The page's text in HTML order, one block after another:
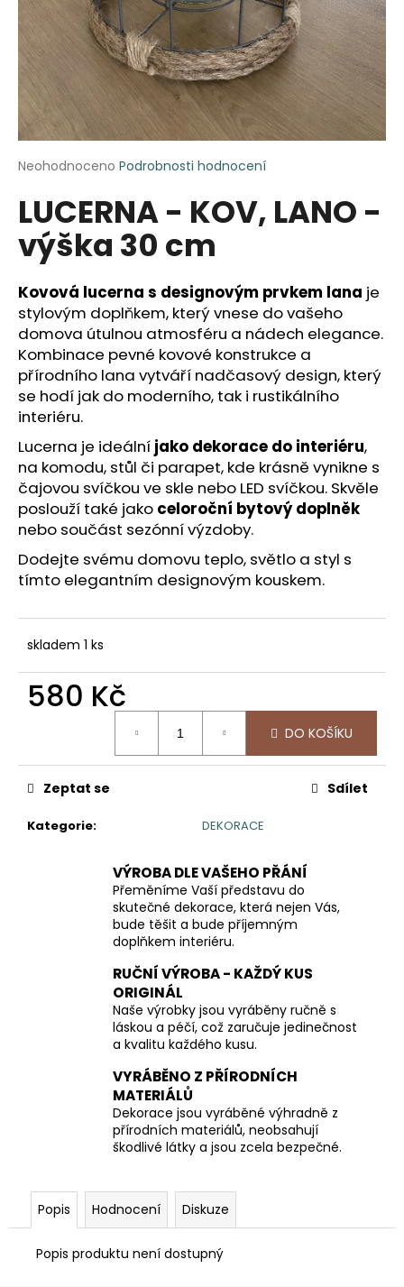
Průměrné
produktu
je
z
hvězdiček.
Neohodnoceno Podrobnosti hodnocení
LUCERNA - KOV, LANO -
výška 30 cm
Kovová lucerna s designovým prvkem lana je
stylovým doplňkem, který vnese do vašeho
domova útulnou atmosféru a nádech elegance.
Kombinace pevné kovové konstrukce a
přírodního lana vytváří nadčasový design, který
se hodí jak do moderního, tak i rustikálního
interiéru.
Lucerna je ideální jako dekorace do interiéru,
na komodu, stůl či parapet, kde krásně vynikne s
čajovou svíčkou ve skle nebo LED svíčkou. Skvěle
poslouží také jako celoroční bytový doplněk
nebo součást sezónní výzdoby.
Dodejte svému domovu teplo, světlo a styl s
tímto elegantním designovým kouskem.
skladem 1 ks
580 Kč
DO KOŠÍKU
Kategorie: DEKORACE
Zeptat se Sdílet
VÝROBA DLE VAŠEHO PŘÁNÍ
Přeměníme Vaší představu do
skutečné dekorace, která nejen Vás,
bude těšit a bude příjemným
doplňkem interiéru.
RUČNÍ VÝROBA - KAŽDÝ KUS
ORIGINÁL
Naše výrobky jsou vyráběny ručně s
láskou a péčí, což zaručuje jedinečnost
a kvalitu každého kusu.
VYRÁBĚNO Z PŘÍRODNÍCH
MATERIÁLŮ
Dekorace jsou vyráběné výhradně z
přírodních materiálů, neobsahují
škodlivé látky a jsou zcela bezpečné.
Popis Hodnocení Diskuze
Popis produktu není dostupný
a
j
í
t
?
HLEDAT
D
o
p
o
r
u
č
u
j
e
m
e
REZAVÁ
DÝNĚ
Kč